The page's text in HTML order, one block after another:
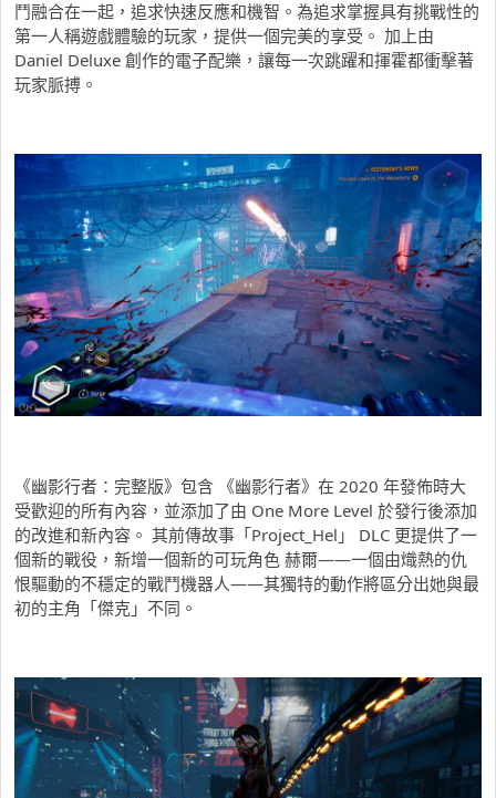
鬥融合在一起，追求快速反應和機智。為追求掌握具有挑戰性的
第一人稱遊戲體驗的玩家，提供一個完美的享受。 加上由
Daniel Deluxe 創作的電子配樂，讓每一次跳躍和揮霍都衝擊著
玩家脈搏。
《幽影行者：完整版》包含 《幽影行者》在 2020 年發佈時大
受歡迎的所有內容，並添加了由 One More Level 於發行後添加
的改進和新內容。 其前傳故事「Project_Hel」 DLC 更提供了一
個新的戰役，新增一個新的可玩角色 赫爾——一個由熾熱的仇
恨驅動的不穩定的戰鬥機器人——其獨特的動作將區分出她與最
初的主角「傑克」不同。